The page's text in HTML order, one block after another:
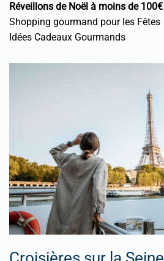
Réveillons de Noël à moins de 100€
Shopping gourmand pour les Fêtes
Idées Cadeaux Gourmands